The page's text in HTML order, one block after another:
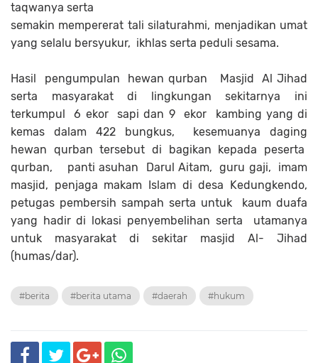
taqwanya serta
semakin mempererat tali silaturahmi, menjadikan umat
yang selalu bersyukur, ikhlas serta peduli sesama.
Hasil pengumpulan hewan qurban Masjid Al Jihad
serta masyarakat di lingkungan sekitarnya ini
terkumpul 6 ekor sapi dan 9 ekor kambing yang di
kemas dalam 422 bungkus, kesemuanya daging
hewan qurban tersebut di bagikan kepada peserta
qurban, panti asuhan Darul Aitam, guru gaji, imam
masjid, penjaga makam Islam di desa Kedungkendo,
petugas pembersih sampah serta untuk kaum duafa
yang hadir di lokasi penyembelihan serta utamanya
untuk masyarakat di sekitar masjid Al- Jihad
(humas/dar).
#berita #berita utama #daerah #hukum